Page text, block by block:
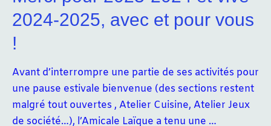
2024-2025, avec et pour vous
!
Avant d’interrompre une partie de ses activités pour
une pause estivale bienvenue (des sections restent
malgré tout ouvertes , Atelier Cuisine, Atelier Jeux
de société…), l’Amicale Laïque a tenu une …